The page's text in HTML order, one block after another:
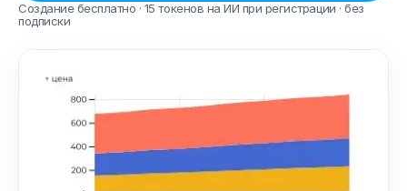
Создание бесплатно · 15 токенов на ИИ при регистрации · без
подписки